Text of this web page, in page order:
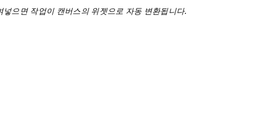
으면 작업이 캔버스의 위젯으로 자동 변환됩니다.